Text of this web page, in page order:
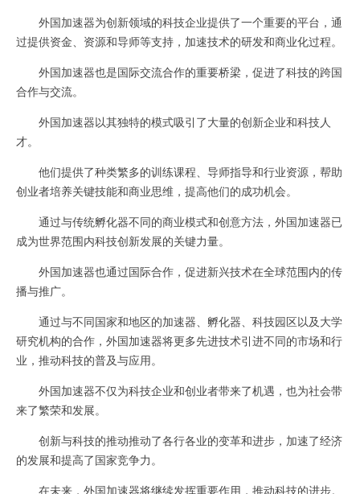
外国加速器为创新领域的科技企业提供了一个重要的平台，通
过提供资金、资源和导师等支持，加速技术的研发和商业化过程。
外国加速器也是国际交流合作的重要桥梁，促进了科技的跨国
合作与交流。
外国加速器以其独特的模式吸引了大量的创新企业和科技人
才。
他们提供了种类繁多的训练课程、导师指导和行业资源，帮助
创业者培养关键技能和商业思维，提高他们的成功机会。
通过与传统孵化器不同的商业模式和创意方法，外国加速器已
成为世界范围内科技创新发展的关键力量。
外国加速器也通过国际合作，促进新兴技术在全球范围内的传
播与推广。
通过与不同国家和地区的加速器、孵化器、科技园区以及大学
研究机构的合作，外国加速器将更多先进技术引进不同的市场和行
业，推动科技的普及与应用。
外国加速器不仅为科技企业和创业者带来了机遇，也为社会带
来了繁荣和发展。
创新与科技的推动推动了各行各业的变革和进步，加速了经济
的发展和提高了国家竞争力。
在未来，外国加速器将继续发挥重要作用，推动科技的进步。